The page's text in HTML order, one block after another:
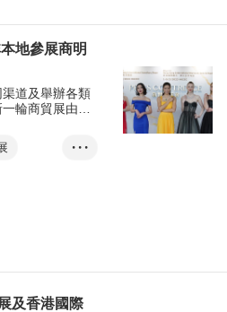
珠展
地參展商明
道及舉辦各類
輪商貿展由第
與展商聚首一
• • •
及香港國際